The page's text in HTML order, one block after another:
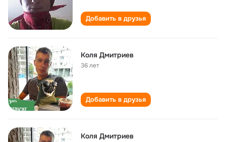
Добавить в друзья
Коля Дмитриев
36 лет
Добавить в друзья
Коля Дмитриев